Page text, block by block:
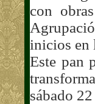
con
inicios en
Este pan
sábado 22